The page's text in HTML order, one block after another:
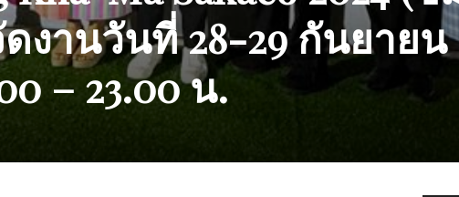
งานวันที่ 28-29 กันยายน
– 23.00 น.